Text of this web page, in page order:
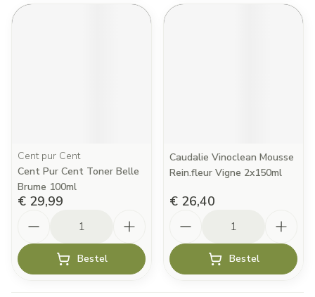
Cent pur Cent
Cent Pur Cent Toner Belle
Brume 100ml
€ 29,99
Bestel
Caudalie Vinoclean Mousse
Rein.fleur Vigne 2x150ml
€ 26,40
Bestel